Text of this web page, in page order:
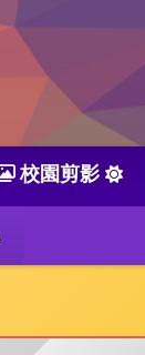
校園剪影